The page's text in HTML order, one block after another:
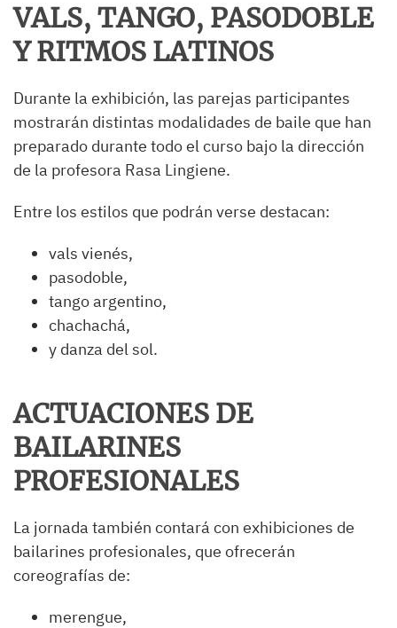
VALS, TANGO, PASODOBLE
Y RITMOS LATINOS
Durante la exhibición, las parejas participantes
mostrarán distintas modalidades de baile que han
preparado durante todo el curso bajo la dirección
de la profesora Rasa Lingiene.
Entre los estilos que podrán verse destacan:
vals vienés,
pasodoble,
tango argentino,
chachachá,
y danza del sol.
ACTUACIONES DE
BAILARINES
PROFESIONALES
La jornada también contará con exhibiciones de
bailarines profesionales, que ofrecerán
coreografías de:
merengue,